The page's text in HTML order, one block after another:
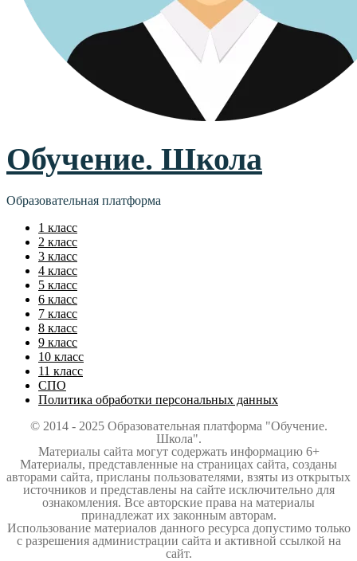
Обучение. Школа
Образовательная платформа
1 класс
2 класс
3 класс
4 класс
5 класс
6 класс
7 класс
8 класс
9 класс
10 класс
11 класс
СПО
Политика обработки персональных данных
© 2014 - 2025 Образовательная платформа "Обучение.
Школа".
Материалы сайта могут содержать информацию 6+
Материалы, представленные на страницах сайта, созданы
авторами сайта, присланы пользователями, взяты из открытых
источников и представлены на сайте исключительно для
ознакомления. Все авторские права на материалы
принадлежат их законным авторам.
Использование материалов данного ресурса допустимо только
с разрешения администрации сайта и активной ссылкой на
сайт.